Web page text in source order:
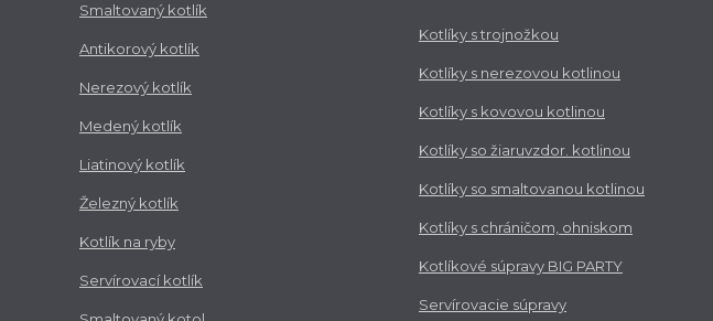
Smaltovaný kotlík
Antikorový kotlík
Nerezový kotlík
Medený kotlík
Liatinový kotlík
Železný kotlík
Kotlík na ryby
Servírovací kotlík
Kotlíky s trojnožkou
Kotlíky s nerezovou kotlinou
Kotlíky s kovovou kotlinou
Kotlíky so žiaruvzdor. kotlinou
Kotlíky so smaltovanou kotlinou
Kotlíky s chráničom, ohniskom
Kotlíkové súpravy BIG PARTY
Servírovacie súpravy